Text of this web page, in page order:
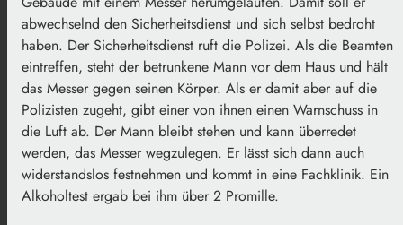
abwechselnd den Sicherheitsdienst und sich selbst bedroht
haben. Der Sicherheitsdienst ruft die Polizei. Als die Beamten
eintreffen, steht der betrunkene Mann vor dem Haus und hält
das Messer gegen seinen Körper. Als er damit aber auf die
Polizisten zugeht, gibt einer von ihnen einen Warnschuss in
die Luft ab. Der Mann bleibt stehen und kann überredet
werden, das Messer wegzulegen. Er lässt sich dann auch
widerstandslos festnehmen und kommt in eine Fachklinik. Ein
Alkoholtest ergab bei ihm über 2 Promille.